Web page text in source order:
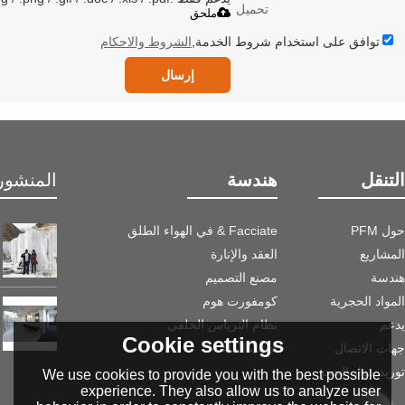
تحميل ملحق
توافق على استخدام شروط الخدمة, الشروط والاحكام
إرسال
التنقل
حول PFM
المشاريع
هندسة
المواد الحجرية
يدعم
جهات الاتصال
توريد مواد الحجر
هندسة
Facciate & في الهواء الطلق
العقد والإنارة
مصنع التصميم
كومفورت هوم
نظام الترباس الخلفي
جانب الماء
Cookie settings
We use cookies to provide you with the best possible
experience. They also allow us to analyze user